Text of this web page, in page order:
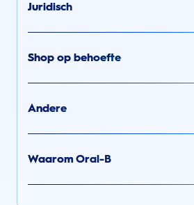
Juridisch
Shop op behoefte
Andere
Waarom Oral-B